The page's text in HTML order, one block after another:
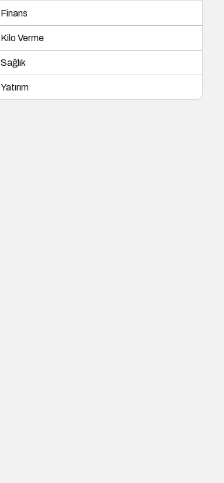
Finans
Kilo Verme
Sağlık
Yatırım